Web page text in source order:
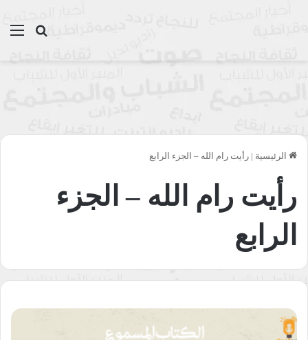
بحث
الرئيسية | رأيت رام الله – الجزء الرابع
رأيت رام الله – الجزء
الرابع